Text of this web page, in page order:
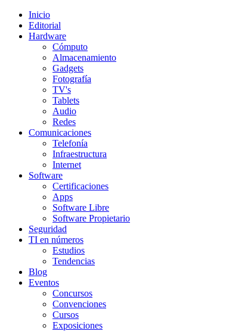
Inicio
Editorial
Hardware
Cómputo
Almacenamiento
Gadgets
Fotografía
TV's
Tablets
Audio
Redes
Comunicaciones
Telefonía
Infraestructura
Internet
Software
Certificaciones
Apps
Software Libre
Software Propietario
Seguridad
TI en números
Estudios
Tendencias
Blog
Eventos
Concursos
Convenciones
Cursos
Exposiciones